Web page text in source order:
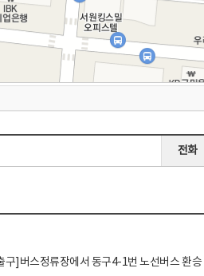
전화
]버스정류장에서 동구4-1번 노선버스 환